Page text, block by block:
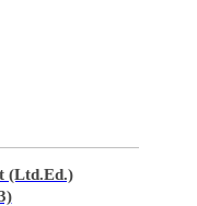
(Ltd.Ed.)